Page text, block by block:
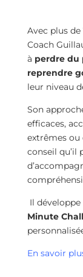
Avec plus de
Coach
à perdre du
reprendre
leur niveau
Son
efficaces,
extrêmes ou
conseil qu’il
Il
Minute
En savoir